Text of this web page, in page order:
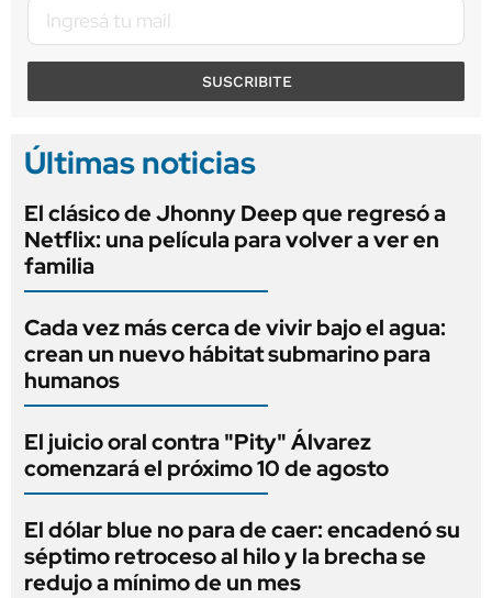
SUSCRIBITE
Últimas noticias
El clásico de Jhonny Deep que regresó a
Netflix: una película para volver a ver en
familia
Cada vez más cerca de vivir bajo el agua:
crean un nuevo hábitat submarino para
humanos
El juicio oral contra "Pity" Álvarez
comenzará el próximo 10 de agosto
El dólar blue no para de caer: encadenó su
séptimo retroceso al hilo y la brecha se
redujo a mínimo de un mes